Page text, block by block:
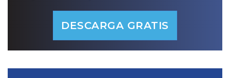
DESCARGA GRATIS